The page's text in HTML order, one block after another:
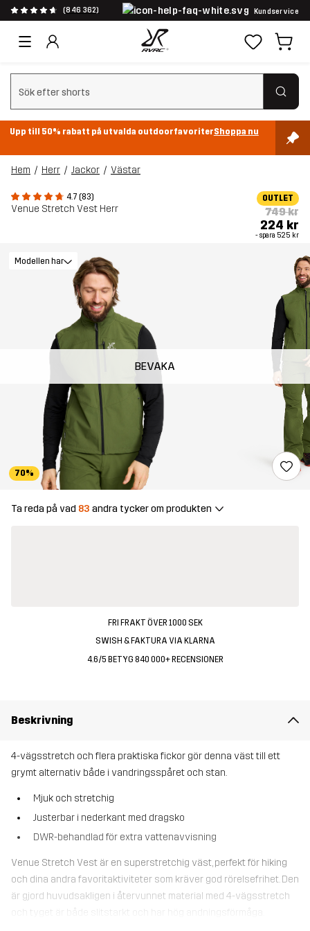
(846 362) Kundservice
Rensa sök
Upp till 50% rabatt på utvalda outdoorfavoriterShoppa nu
Hem Herr Jackor Västar
4.7 (83)
Venue Stretch Vest Herr
OUTLET
749 kr
224 kr
- spara 525 kr
BEVAKA
70%
Modellen har
Ta reda på vad 83 andra tycker om produkten
FRI FRAKT ÖVER 1000 SEK
SWISH & FAKTURA VIA KLARNA
4.6/5 BETYG 840 000+ RECENSIONER
Beskrivning
4-vägsstretch och flera praktiska fickor gör denna väst till ett
grymt alternativ både i vandringsspåret och stan.
Mjuk och stretchig
Justerbar i nederkant med dragsko
DWR-behandlad för extra vattenavvisning
Venue Stretch Vest är en superstretchig väst, perfekt för hiking
och dina andra favoritaktiviteter som kräver god rörelsefrihet. Den
är gjord huvudsakligen i återvunnet material med 4-vägsstretch